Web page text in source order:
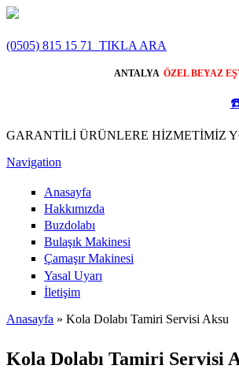
Ana içeriğe atla
(0505) 815 15 71 TIKLA ARA
ANTALYA ÖZEL BEYAZ
GARANTİLİ ÜRÜNLERE HİZMETİMİZ
Navigation
Anasayfa
Hakkımızda
Buzdolabı
Bulaşık Makinesi
Çamaşır Makinesi
Yasal Uyarı
İletişim
Anasayfa » Kola Dolabı Tamiri Servisi Aksu
Kola Dolabı Tamiri Servisi